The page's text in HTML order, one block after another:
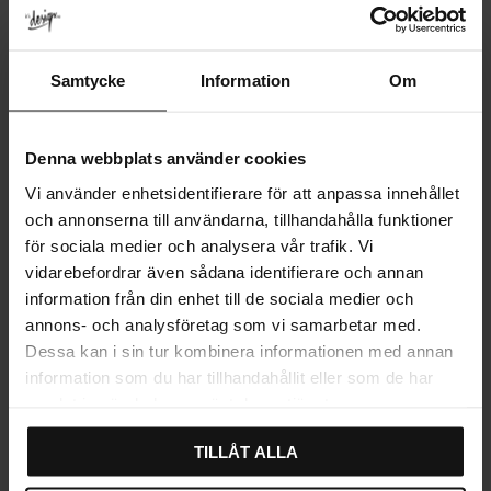
Samtycke Information Om
Denna webbplats använder cookies
Vi använder enhetsidentifierare för att anpassa innehållet
och annonserna till användarna, tillhandahålla funktioner
för sociala medier och analysera vår trafik. Vi
vidarebefordrar även sådana identifierare och annan
information från din enhet till de sociala medier och
annons- och analysföretag som vi samarbetar med.
Dessa kan i sin tur kombinera informationen med annan
information som du har tillhandahållit eller som de har
TILLÅT ALLA
Bestikkskuff 80 cm
Å organiserebestikkogkjøkkenredskaperpå en effektiv og stilfull
måte er avgjørende for å skape et velfungerende kjøkkenmiljø. Våre
bestikkskuffer for 80 cm brede skuffer tilbyr den perfekte